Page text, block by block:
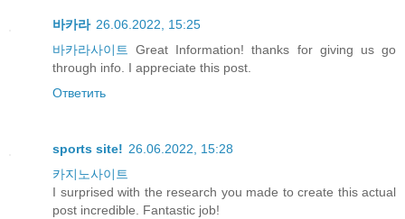
바카라 26.06.2022, 15:25
바카라사이트
Great Information! thanks for giving us go
through info. I appreciate this post.
Ответить
sports site! 26.06.2022, 15:28
카지노사이트
I surprised with the research you made to create this actual
post incredible. Fantastic job!